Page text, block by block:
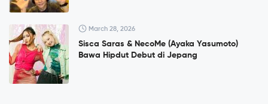
March 28, 2026
Sisca Saras & NecoMe (Ayaka Yasumoto)
Bawa Hipdut Debut di Jepang